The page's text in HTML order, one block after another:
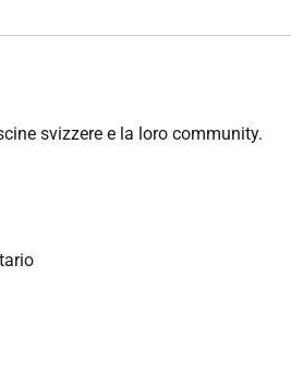
svizzere e la loro community.